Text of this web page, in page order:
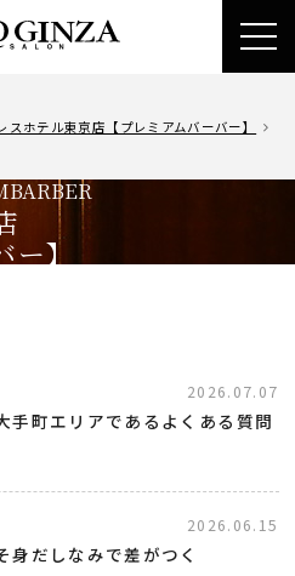
ホテル東京店【プレミアムバーバー】
】
2026.07.07
手町エリアであるよくある質問
2026.06.15
身だしなみで差がつく